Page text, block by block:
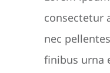
consectetur
nec
finibus urna